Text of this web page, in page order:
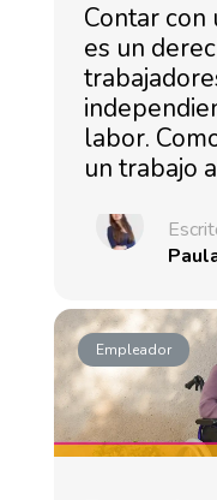
Contar
es un
labor.
un trabajo
Empleador